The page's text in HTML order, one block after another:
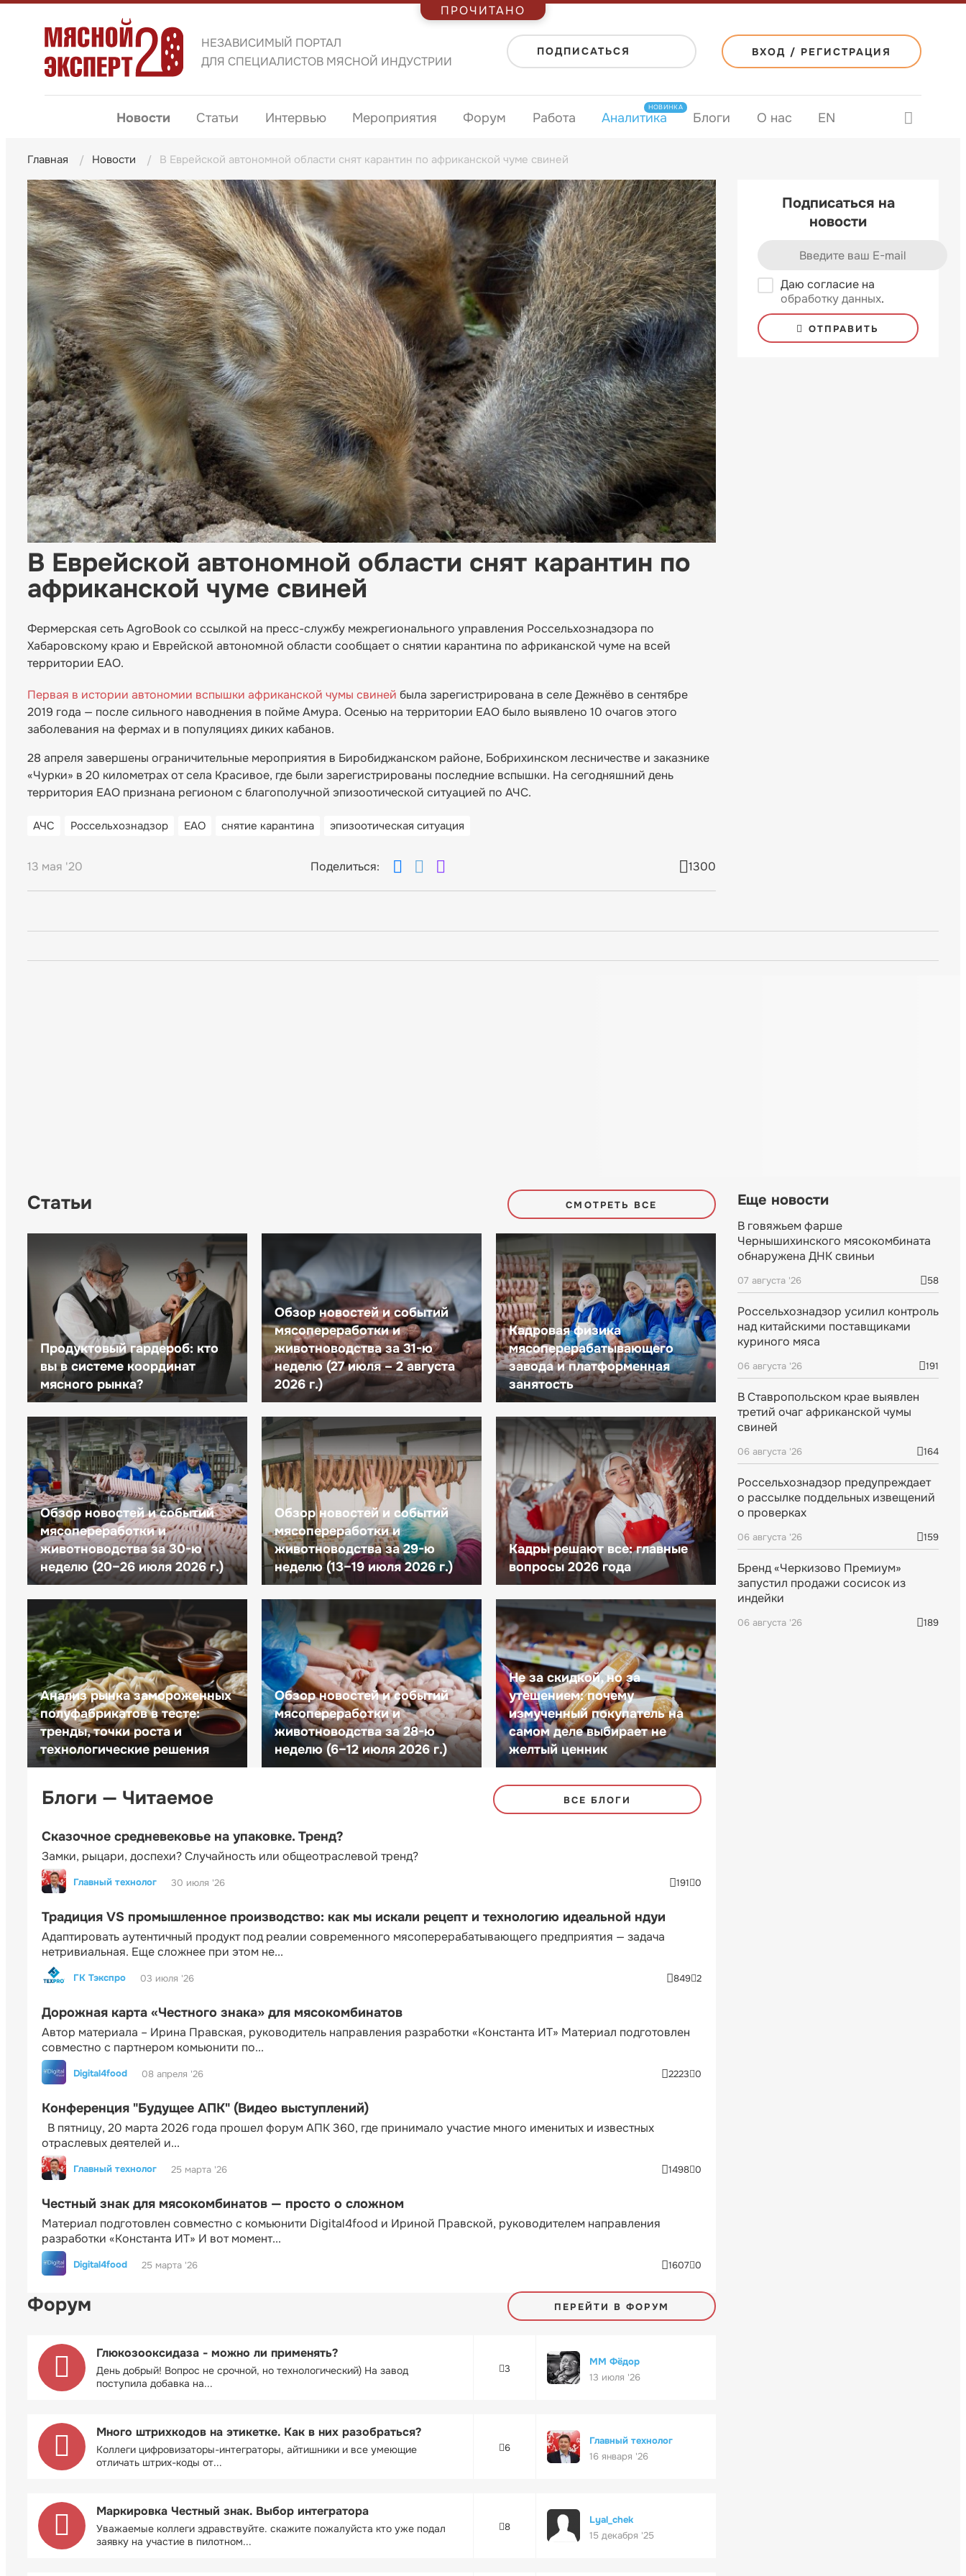
НЕЗАВИСИМЫЙ ПОРТАЛ
ДЛЯ СПЕЦИАЛИСТОВ МЯСНОЙ ИНДУСТРИИ
ПОДПИСАТЬСЯ ВХОД / РЕГИСТРАЦИЯ
Новости Статьи Интервью Мероприятия Форум Работа Аналитика
НОВИНКА
Блоги О нас EN
Главная Новости В Еврейской автономной области снят карантин по африканской чуме свиней
В Еврейской автономной области снят карантин по
африканской чуме свиней
Фермерская сеть AgroBook со ссылкой на пресс-службу межрегионального управления Россельхознадзора по
Хабаровскому краю и Еврейской автономной области сообщает о снятии карантина по африканской чуме на всей
территории ЕАО.
Первая в истории автономии вспышки африканской чумы свиней была зарегистрирована в селе Дежнёво в сентябре
2019 года — после сильного наводнения в пойме Амура. Осенью на территории ЕАО было выявлено 10 очагов этого
заболевания на фермах и в популяциях диких кабанов.
28 апреля завершены ограничительные мероприятия в Биробиджанском районе, Бобрихинском лесничестве и заказнике
«Чурки» в 20 километрах от села Красивое, где были зарегистрированы последние вспышки. На сегодняшний день
территория ЕАО признана регионом с благополучной эпизоотической ситуацией по АЧС.
АЧС Россельхознадзор ЕАО снятие карантина эпизоотическая ситуация
13 мая '20 Поделиться: 1300
Подписаться на
новости
Даю согласие на
обработку данных.
ОТПРАВИТЬ
Статьи СМОТРЕТЬ ВСЕ
Продуктовый гардероб: кто
вы в системе координат
мясного рынка?
Обзор новостей и событий
мясопереработки и
животноводства за 31-ю
неделю (27 июля – 2 августа
2026 г.)
Кадровая физика
мясоперерабатывающего
завода и платформенная
занятость
Обзор новостей и событий
мясопереработки и
животноводства за 30-ю
неделю (20–26 июля 2026 г.)
Обзор новостей и событий
мясопереработки и
животноводства за 29-ю
неделю (13–19 июля 2026 г.)
Кадры решают все: главные
вопросы 2026 года
Анализ рынка замороженных
полуфабрикатов в тесте:
тренды, точки роста и
технологические решения
Обзор новостей и событий
мясопереработки и
животноводства за 28-ю
неделю (6–12 июля 2026 г.)
Не за скидкой, но за
утешением: почему
измученный покупатель на
самом деле выбирает не
желтый ценник
Блоги — Читаемое ВСЕ БЛОГИ
Сказочное средневековье на упаковке. Тренд?
Замки, рыцари, доспехи? Случайность или общеотраслевой тренд?
Главный технолог 30 июля '26 191 0
Традиция VS промышленное производство: как мы искали рецепт и технологию идеальной ндуи
Адаптировать аутентичный продукт под реалии современного мясоперерабатывающего предприятия — задача
нетривиальная. Еще сложнее при этом не...
ГК Тэкспро 03 июля '26 849 2
Дорожная карта «Честного знака» для мясокомбинатов
Автор материала – Ирина Правская, руководитель направления разработки «Константа ИТ» Материал подготовлен
совместно с партнером комьюнити по...
Digital4food 08 апреля '26 2223 0
Конференция "Будущее АПК" (Видео выступлений)
В пятницу, 20 марта 2026 года прошел форум АПК 360, где принимало участие много именитых и известных
отраслевых деятелей и...
Главный технолог 25 марта '26 1498 0
Честный знак для мясокомбинатов — просто о сложном
Материал подготовлен совместно с комьюнити Digital4food и Ириной Правской, руководителем направления
разработки «Константа ИТ» И вот момент...
Digital4food 25 марта '26 1607 0
Форум ПЕРЕЙТИ В ФОРУМ
Глюкозооксидаза - можно ли применять?
День добрый! Вопрос не срочной, но технологический) На завод
поступила добавка на...
3
ММ Фёдор
13 июля '26
Много штрихкодов на этикетке. Как в них разобраться?
Коллеги цифровизаторы-интеграторы, айтишники и все умеющие
отличать штрих-коды от...
6
Главный технолог
16 января '26
Маркировка Честный знак. Выбор интегратора
Уважаемые коллеги здравствуйте. скажите пожалуйста кто уже подал
заявку на участие в пилотном...
8
Lyal_chek
15 декабря '25
Еще новости
В говяжьем фарше
Чернышихинского мясокомбината
обнаружена ДНК свиньи
07 августа '26 58
Россельхознадзор усилил контроль
над китайскими поставщиками
куриного мяса
06 августа '26 191
В Ставропольском крае выявлен
третий очаг африканской чумы
свиней
06 августа '26 164
Россельхознадзор предупреждает
о рассылке поддельных извещений
о проверках
06 августа '26 159
Бренд «Черкизово Премиум»
запустил продажи сосисок из
индейки
06 августа '26 189
ПРОЧИТАНО